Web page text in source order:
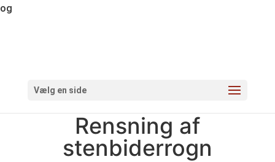
og
Vælg en side
Rensning af
stenbiderrogn